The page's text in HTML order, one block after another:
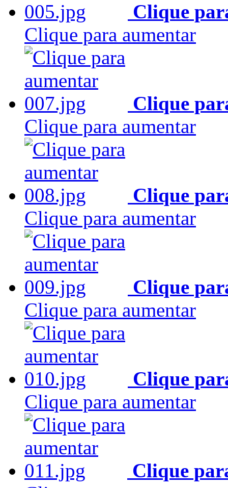
Clique
Clique para aumentar
Clique
Clique para aumentar
Clique
Clique para aumentar
Clique
Clique para aumentar
Clique
Clique para aumentar
Clique